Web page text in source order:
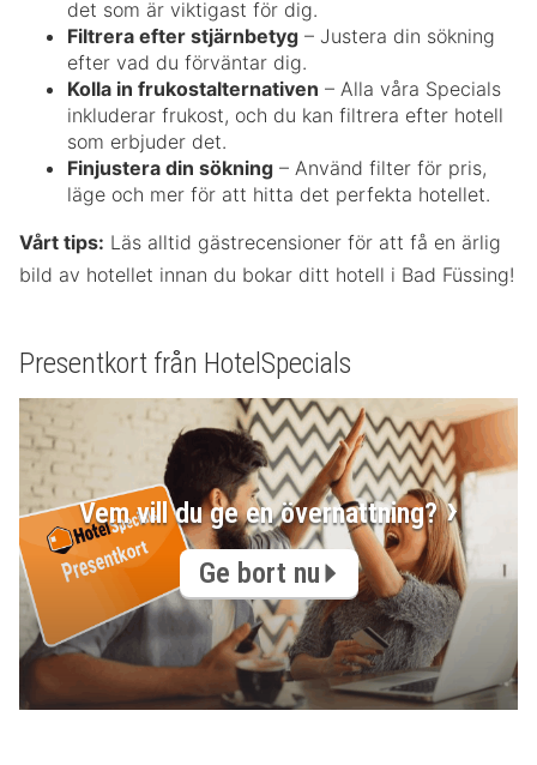
det som är viktigast för dig.
Filtrera efter stjärnbetyg – Justera din sökning
efter vad du förväntar dig.
Kolla in frukostalternativen – Alla våra Specials
inkluderar frukost, och du kan filtrera efter hotell
som erbjuder det.
Finjustera din sökning – Använd filter för pris,
läge och mer för att hitta det perfekta hotellet.
Vårt tips: Läs alltid gästrecensioner för att få en ärlig
bild av hotellet innan du bokar ditt hotell i Bad Füssing!
Presentkort från HotelSpecials
Vem vill du ge en övernattning?
Ge bort nu